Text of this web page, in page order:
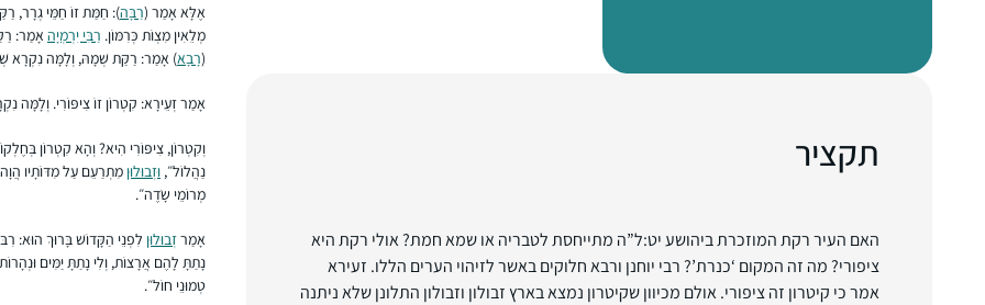
תקציר
האם העיר רקת המוזכרת ביהושע יט:ל”ה מתייחסת לטבריה או שמא חמת? אולי רקת היא
ציפורי? מה זה המקום ‘כנרת’? רבי יוחנן ורבא חלוקים באשר לזיהוי הערים הללו. זעירא
אמר כי קיטרון זה ציפורי. אולם מכיוון שקיטרון נמצא בארץ זבולון וזבולון התלונן שלא ניתנה
אֶלָּא אָמַר (רַבָּה): חַמַּת זוֹ חַמֵּי גְרָר,
מְלֵאִין מִצְוֹת כְּרִמּוֹן. רַבִּי יִרְמְיָה אָמַר:
(רָבָא) אָמַר: רַקַּת שְׁמָהּ, וְלָמָּה נִקְרָא
אָמַר זְעֵירָא: קִטְרוֹן זוֹ צִיפּוֹרִי.
וְקִטְרוֹן, צִיפּוֹרִי הִיא? וְהָא קִטְרוֹן
נַהֲלוֹל״, וּזְבוּלוּן מִתְרַעֵם עַל מִדּוֹתָיו
מְרוֹמֵי שָׂדֶה״.
אָמַרזְבוּלוּן לִפְנֵי הַקָּדוֹשׁ בָּרוּךְ הוּא:
נָתַתָּ לָהֶם אֲרָצוֹת, וְלִי נָתַתָּ יַמִּים
טְמוּנֵי חוֹל״.